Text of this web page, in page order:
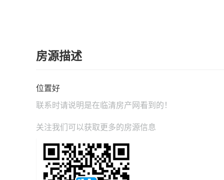
房源描述
位置好
联系时请说明是在 临清房产网 看到的！
关注我们可以获取更多的房源信息